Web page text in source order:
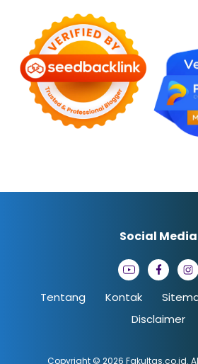
Tentang Kontak
Disclaimer
Copyright © 2026 Fakultas.co.id.
Social Media